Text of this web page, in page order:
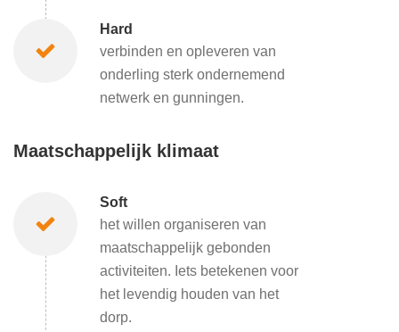
Hard
verbinden en opleveren van
onderling sterk ondernemend
netwerk en gunningen.
Maatschappelijk klimaat
Soft
het willen organiseren van
maatschappelijk gebonden
activiteiten. Iets betekenen voor
het levendig houden van het
dorp.